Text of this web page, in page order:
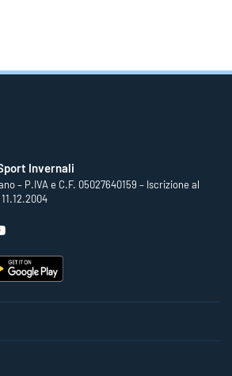
Invernali
– P.IVA e C.F. 05027640159 – Iscrizione al